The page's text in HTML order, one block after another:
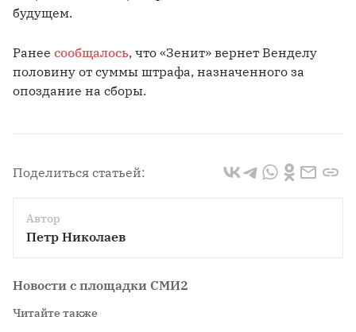
будущем.
Ранее сообщалось, что «Зенит» вернет Венделу
половину от суммы штрафа, назначенного за
опоздание на сборы.
Поделиться статьей:
Автор
Петр Николаев
Новости с площадки СМИ2
Читайте также